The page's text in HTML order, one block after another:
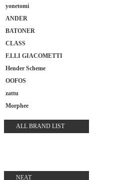
yonetomi
ANDER
BATONER
CLASS
F.LLI GIACOMETTI
Hender Scheme
OOFOS
zattu
Morphee
ALL BRAND LIST
NEAT